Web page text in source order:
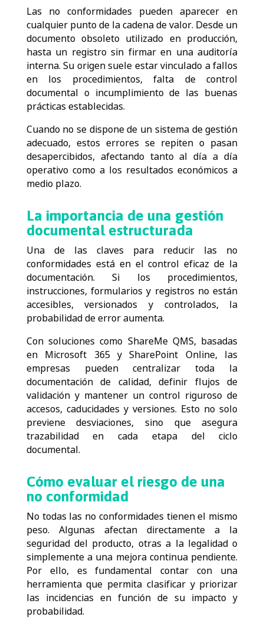
Las no conformidades pueden aparecer en
cualquier punto de la cadena de valor. Desde un
documento obsoleto utilizado en producción,
hasta un registro sin firmar en una auditoría
interna. Su origen suele estar vinculado a fallos
en los procedimientos, falta de control
documental o incumplimiento de las buenas
prácticas establecidas.
Cuando no se dispone de un sistema de gestión
adecuado, estos errores se repiten o pasan
desapercibidos, afectando tanto al día a día
operativo como a los resultados económicos a
medio plazo.
La importancia de una gestión
documental estructurada
Una de las claves para reducir las no
conformidades está en el control eficaz de la
documentación. Si los procedimientos,
instrucciones, formularios y registros no están
accesibles, versionados y controlados, la
probabilidad de error aumenta.
Con soluciones como ShareMe QMS, basadas
en Microsoft 365 y SharePoint Online, las
empresas pueden centralizar toda la
documentación de calidad, definir flujos de
validación y mantener un control riguroso de
accesos, caducidades y versiones. Esto no solo
previene desviaciones, sino que asegura
trazabilidad en cada etapa del ciclo
documental.
Cómo evaluar el riesgo de una
no conformidad
No todas las no conformidades tienen el mismo
peso. Algunas afectan directamente a la
seguridad del producto, otras a la legalidad o
simplemente a una mejora continua pendiente.
Por ello, es fundamental contar con una
herramienta que permita clasificar y priorizar
las incidencias en función de su impacto y
probabilidad.